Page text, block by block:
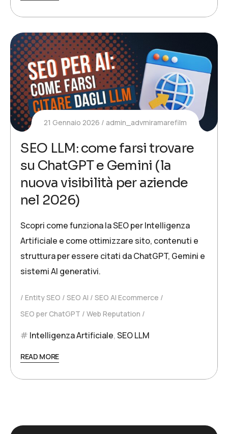
21 Gennaio 2026 admin_advmiramarefilm
SEO LLM: come farsi trovare
su ChatGPT e Gemini (la
nuova visibilità per aziende
nel 2026)
Scopri come funziona la SEO per Intelligenza
Artificiale e come ottimizzare sito, contenuti e
struttura per essere citati da ChatGPT, Gemini e
sistemi AI generativi.
Entity SEO SEO AI
SEO AI Ecommerce
SEO per ChatGPT
Web Reputation
Intelligenza Artificiale,SEO LLM
READ MORE